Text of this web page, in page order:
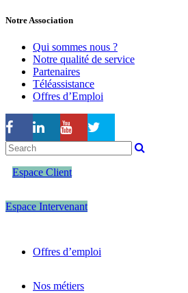
Notre Association
Qui sommes nous ?
Notre qualité de service
Partenaires
Téléassistance
Offres d’Emploi
Espace Client
Espace Intervenant
Offres d’emploi
Nos métiers